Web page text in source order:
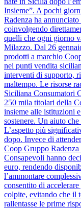
Insieme”. A pochi
Radenza ha
coinvolgendo
quelli che ogni giorno
Milazzo. Dal 26
prodotti a marchio
nei punti vendita
interventi di supporto,
maltempo. Le risorse
Siciliana Consumatori
250 mila titolari della
insieme alle istituzioni
sostenere. Un aiuto
L’aspetto più
dopo. Invece di
Coop Gruppo
Consapevoli hanno
euro, rendendo
l’ammontare
consentito di
colpite, evitando che il
rallentasse le prime